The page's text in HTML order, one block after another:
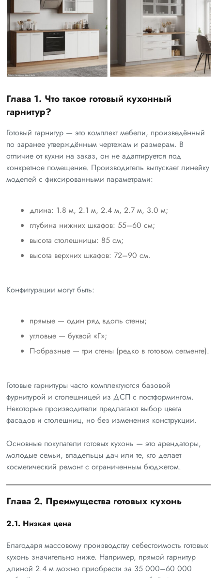
Глава 1. Что такое готовый кухонный
гарнитур?
Готовый гарнитур — это комплект мебели, произведённый
по заранее утверждённым чертежам и размерам. В
отличие от кухни на заказ, он не адаптируется под
конкретное помещение. Производитель выпускает линейку
моделей с фиксированными параметрами:
длина: 1.8 м, 2.1 м, 2.4 м, 2.7 м, 3.0 м;
глубина нижних шкафов: 55–60 см;
высота столешницы: 85 см;
высота верхних шкафов: 72–90 см.
Конфигурации могут быть:
прямые — один ряд вдоль стены;
угловые — буквой «Г»;
П-образные — три стены (редко в готовом сегменте).
Готовые гарнитуры часто комплектуются базовой
фурнитурой и столешницей из ДСП с постформингом.
Некоторые производители предлагают выбор цвета
фасадов и столешниц, но без изменения конструкции.
Основные покупатели готовых кухонь — это арендаторы,
молодые семьи, владельцы дач или те, кто делает
косметический ремонт с ограниченным бюджетом.
Глава 2. Преимущества готовых кухонь
2.1. Низкая цена
Благодаря массовому производству себестоимость готовых
кухонь значительно ниже. Например, прямой гарнитур
длиной 2.4 м можно приобрести за 35 000–60 000